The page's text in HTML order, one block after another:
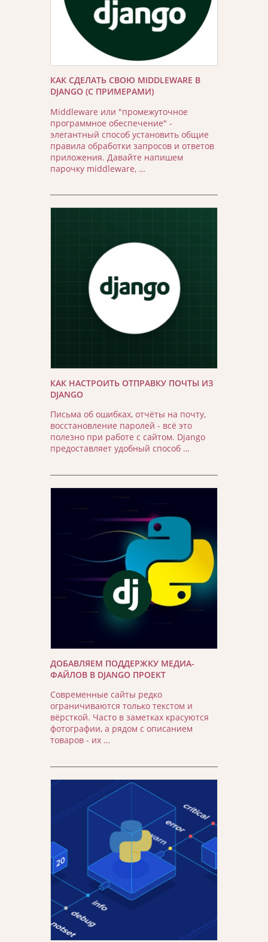
КАК СДЕЛАТЬ СВОЮ MIDDLEWARE В
DJANGO (С ПРИМЕРАМИ)
Middleware или "промежуточное
программное обеспечение" -
элегантный способ установить общие
правила обработки запросов и ответов
приложения. Давайте напишем
парочку middleware, …
КАК НАСТРОИТЬ ОТПРАВКУ ПОЧТЫ ИЗ
DJANGO
Письма об ошибках, отчёты на почту,
восстановление паролей - всё это
полезно при работе с сайтом. Django
предоставляет удобный способ …
ДОБАВЛЯЕМ ПОДДЕРЖКУ МЕДИА-
ФАЙЛОВ В DJANGO ПРОЕКТ
Современные сайты редко
ограничиваются только текстом и
вёрсткой. Часто в заметках красуются
фотографии, а рядом с описанием
товаров - их …